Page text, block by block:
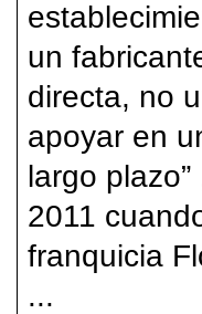
un
directa, no
apoyar en
largo
2011
franquicia
...